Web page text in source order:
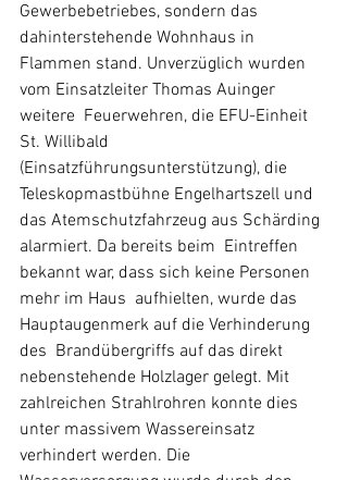
Gewerbebetriebes, sondern das
dahinterstehende Wohnhaus in
Flammen stand. Unverzüglich wurden
vom Einsatzleiter Thomas Auinger
weitere  Feuerwehren, die EFU-Einheit
St. Willibald
(Einsatzführungsunterstützung), die
Teleskopmastbühne Engelhartszell und
das Atemschutzfahrzeug aus Schärding
alarmiert. Da bereits beim  Eintreffen
bekannt war, dass sich keine Personen
mehr im Haus  aufhielten, wurde das
Hauptaugenmerk auf die Verhinderung
des  Brandübergriffs auf das direkt
nebenstehende Holzlager gelegt. Mit
zahlreichen Strahlrohren konnte dies
unter massivem Wassereinsatz
verhindert werden. Die